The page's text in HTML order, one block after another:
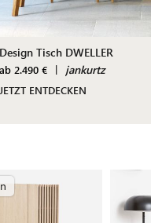
Design Tisch DWELLER
ab 2.490 € | jankurtz
JETZT ENTDECKEN